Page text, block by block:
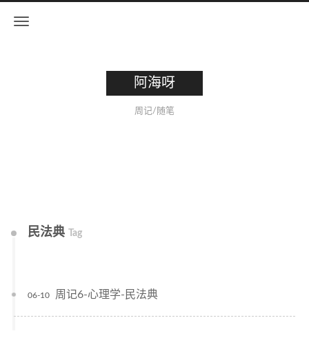
阿海呀
周记/随笔
民法典 Tag
周记6-心理学-民法典
06-10